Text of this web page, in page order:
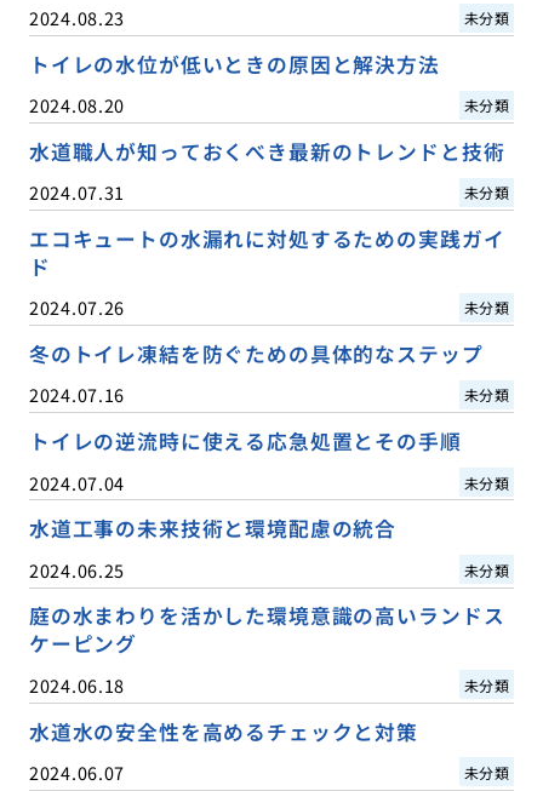
2024.08.23 未分類
トイレの水位が低いときの原因と解決方法
2024.08.20 未分類
水道職人が知っておくべき最新のトレンドと技術
2024.07.31 未分類
エコキュートの水漏れに対処するための実践ガイ
ド
2024.07.26 未分類
冬のトイレ凍結を防ぐための具体的なステップ
2024.07.16 未分類
トイレの逆流時に使える応急処置とその手順
2024.07.04 未分類
水道工事の未来技術と環境配慮の統合
2024.06.25 未分類
庭の水まわりを活かした環境意識の高いランドス
ケーピング
2024.06.18 未分類
水道水の安全性を高めるチェックと対策
2024.06.07 未分類